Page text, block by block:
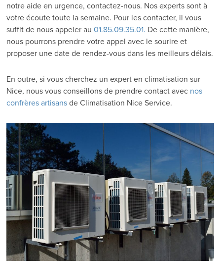
notre aide en urgence, contactez-nous. Nos experts sont à
votre écoute toute la semaine. Pour les contacter, il vous
suffit de nous appeler au01.85.09.35.01. De cette manière,
nous pourrons prendre votre appel avec le sourire et
proposer une date de rendez-vous dans les meilleurs délais.
En outre, si vous cherchez un expert en climatisation sur
Nice, nous vous conseillons de prendre contact avec nos
confrères artisans de Climatisation Nice Service.